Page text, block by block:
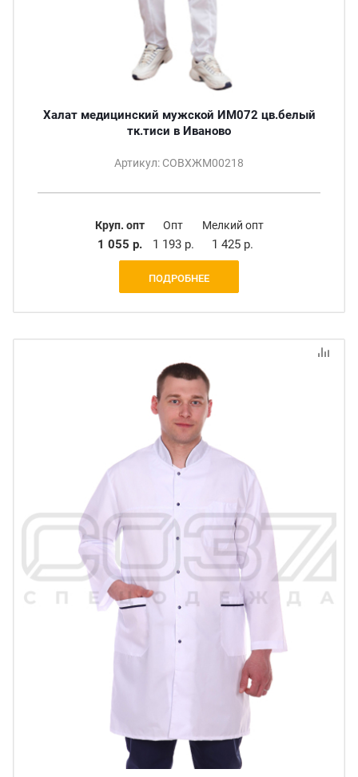
Халат медицинский мужской ИМ072 цв.белый
тк.тиси в Иваново
Артикул: СОВХЖМ00218
Круп. опт
1 055 р.
Опт
1 193 р.
Мелкий опт
1 425 р.
ПОДРОБНЕЕ